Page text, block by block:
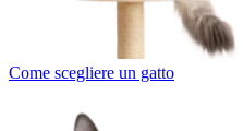
Come scegliere un gatto